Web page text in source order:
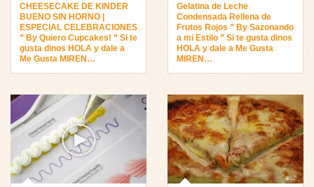
CHEESECAKE DE KINDER
BUENO SIN HORNO |
ESPECIAL CELEBRACIONES
” By Quiero Cupcakes! ” Si te
gusta dinos HOLA y dale a
Me Gusta MIREN…
Gelatina de Leche
Condensada Rellena de
Frutos Rojos ” By Sazonando
a mi Estilo ” Si te gusta dinos
HOLA y dale a Me Gusta
MIREN…